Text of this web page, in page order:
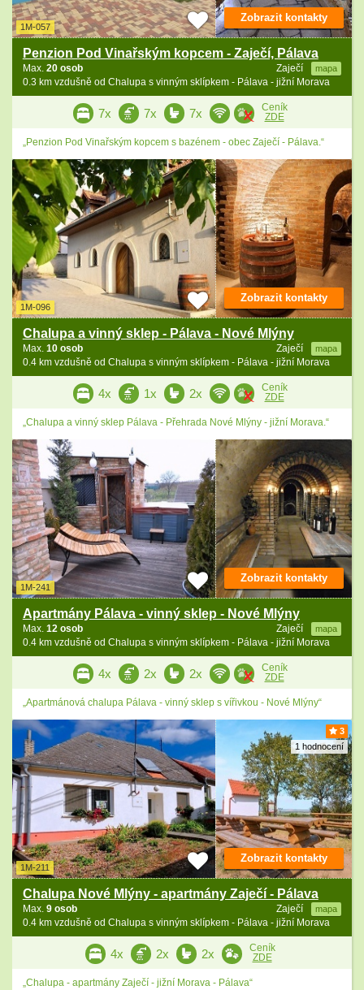
1M-057
Penzion Pod Vinařským kopcem - Zaječí, Pálava
Zaječí mapa
Max. 20 osob
0.3 km vzdušně od Chalupa s vinným sklípkem - Pálava - jižní Morava
Zobrazit kontakty
7x 7x 7x
Ceník
ZDE
„Penzion Pod Vinařským kopcem s bazénem - obec Zaječí - Pálava.“
1M-096
Chalupa a vinný sklep - Pálava - Nové Mlýny
Zaječí mapa
Max. 10 osob
0.4 km vzdušně od Chalupa s vinným sklípkem - Pálava - jižní Morava
Zobrazit kontakty
4x 1x 2x
Ceník
ZDE
„Chalupa a vinný sklep Pálava - Přehrada Nové Mlýny - jižní Morava.“
1M-241
Apartmány Pálava - vinný sklep - Nové Mlýny
Zaječí mapa
Max. 12 osob
0.4 km vzdušně od Chalupa s vinným sklípkem - Pálava - jižní Morava
Zobrazit kontakty
4x 2x 2x
Ceník
ZDE
„Apartmánová chalupa Pálava - vinný sklep s vířivkou - Nové Mlýny“
3
1 hodnocení
1M-211
Chalupa Nové Mlýny - apartmány Zaječí - Pálava
Zaječí mapa
Max. 9 osob
0.4 km vzdušně od Chalupa s vinným sklípkem - Pálava - jižní Morava
Zobrazit kontakty
4x 2x 2x
Ceník
ZDE
„Chalupa - apartmány Zaječí - jižní Morava - Pálava“